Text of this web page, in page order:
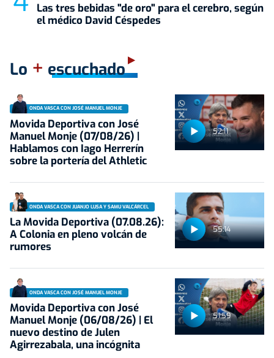
Las tres bebidas "de oro" para el cerebro, según
el médico David Céspedes
Lo + escuchado
52:11
ONDA VASCA CON JOSÉ MANUEL MONJE
Movida Deportiva con José
Manuel Monje (07/08/26) |
Hablamos con Iago Herrerín
sobre la portería del Athletic
55:14
ONDA VASCA CON JUANJO LUSA Y SAMU VALCÁRCEL
La Movida Deportiva (07.08.26):
A Colonia en pleno volcán de
rumores
51:59
ONDA VASCA CON JOSÉ MANUEL MONJE
Movida Deportiva con José
Manuel Monje (06/08/26) | El
nuevo destino de Julen
Agirrezabala, una incógnita